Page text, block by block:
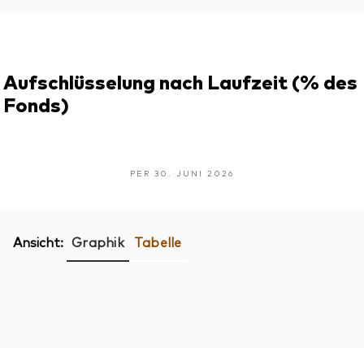
Aufschlüsselung nach Laufzeit (% des
Fonds)
PER 30. JUNI 2026
Ansicht: Graphik Tabelle